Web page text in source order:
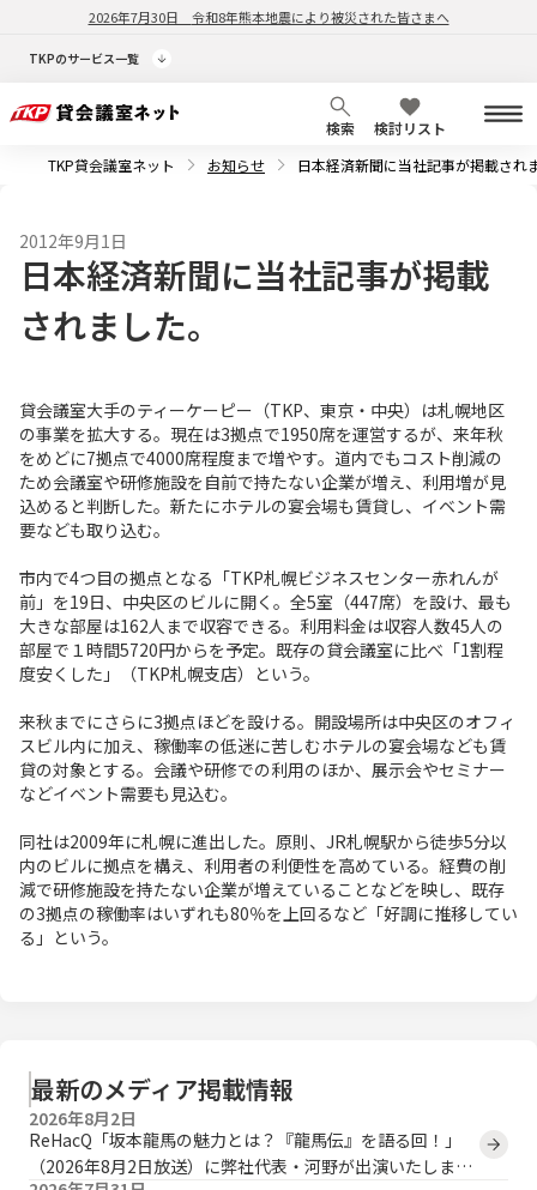
2026年7月30日 令和8年熊本地震により被災された皆さまへ
TKPのサービス一覧
検索
検討リスト
TKP貸会議室ネット
お知らせ 日本経済新聞に当社記事が掲載され
2012年9月1日
日本経済新聞に当社記事が掲載
されました。
貸会議室大手のティーケーピー（TKP、東京・中央）は札幌地区
の事業を拡大する。現在は3拠点で1950席を運営するが、来年秋
をめどに7拠点で4000席程度まで増やす。道内でもコスト削減の
ため会議室や研修施設を自前で持たない企業が増え、利用増が見
込めると判断した。新たにホテルの宴会場も賃貸し、イベント需
要なども取り込む。
市内で4つ目の拠点となる「TKP札幌ビジネスセンター赤れんが
前」を19日、中央区のビルに開く。全5室（447席）を設け、最も
大きな部屋は162人まで収容できる。利用料金は収容人数45人の
部屋で１時間5720円からを予定。既存の貸会議室に比べ「1割程
度安くした」（TKP札幌支店）という。
来秋までにさらに3拠点ほどを設ける。開設場所は中央区のオフィ
スビル内に加え、稼働率の低迷に苦しむホテルの宴会場なども賃
貸の対象とする。会議や研修での利用のほか、展示会やセミナー
などイベント需要も見込む。
同社は2009年に札幌に進出した。原則、JR札幌駅から徒歩5分以
内のビルに拠点を構え、利用者の利便性を高めている。経費の削
減で研修施設を持たない企業が増えていることなどを映し、既存
の3拠点の稼働率はいずれも80％を上回るなど「好調に推移してい
る」という。
最新のメディア掲載情報
2026年8月2日
ReHacQ「坂本龍馬の魅力とは？『龍馬伝』を語る回！」
（2026年8月2日放送）に弊社代表・河野が出演いたしまし